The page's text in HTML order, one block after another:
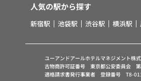
人気の駅から探す
新宿駅 池袋駅 渋谷駅 横浜駅
ユーアンドアールホテルマネジメント株
古物商許可証番号 東京都公安委員会
適格請求書発行事業者 登録番号 T8-